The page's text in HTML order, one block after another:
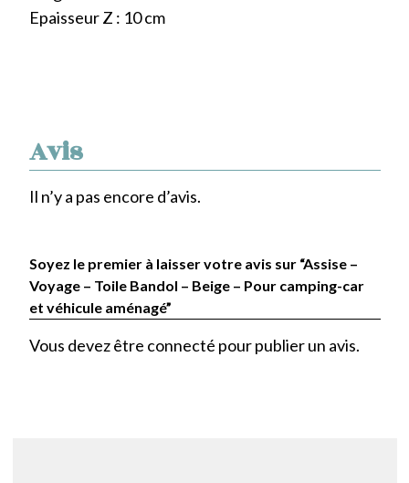
Avis
Il n’y a pas encore d’avis.
Soyez le premier à laisser votre avis sur “Assise –
Voyage – Toile Bandol – Beige – Pour camping-car
et véhicule aménagé”
Vous devez être connecté pour publier un avis.
Epaisseur Z : 10 cm